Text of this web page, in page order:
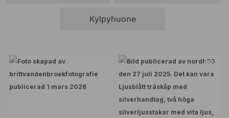
Kylpyhuone